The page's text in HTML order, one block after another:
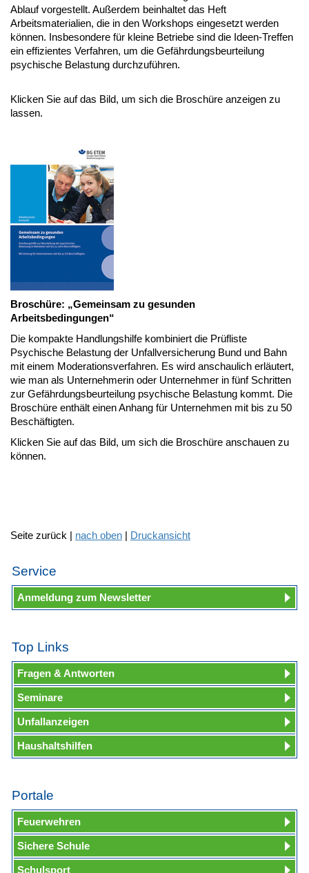
Ablauf vorgestellt. Außerdem beinhaltet das Heft
Arbeitsmaterialien, die in den Workshops eingesetzt werden
können. Insbesondere für kleine Betriebe sind die Ideen-Treffen
ein effizientes Verfahren, um die Gefährdungsbeurteilung
psychische Belastung durchzuführen.
Klicken Sie auf das Bild, um sich die Broschüre anzeigen zu
lassen.
Broschüre: „Gemeinsam zu gesunden
Arbeitsbedingungen“
Die kompakte Handlungshilfe kombiniert die Prüfliste
Psychische Belastung der Unfallversicherung Bund und Bahn
mit einem Moderationsverfahren. Es wird anschaulich erläutert,
wie man als Unternehmerin oder Unternehmer in fünf Schritten
zur Gefährdungsbeurteilung psychische Belastung kommt. Die
Broschüre enthält einen Anhang für Unternehmen mit bis zu 50
Beschäftigten.
Klicken Sie auf das Bild, um sich die Broschüre anschauen zu
können.
Seite zurück | nach oben | Druckansicht
Service
Anmeldung zum Newsletter
Top Links
Fragen & Antworten
Seminare
Unfallanzeigen
Haushaltshilfen
Portale
Feuerwehren
Sichere Schule
Schulsport